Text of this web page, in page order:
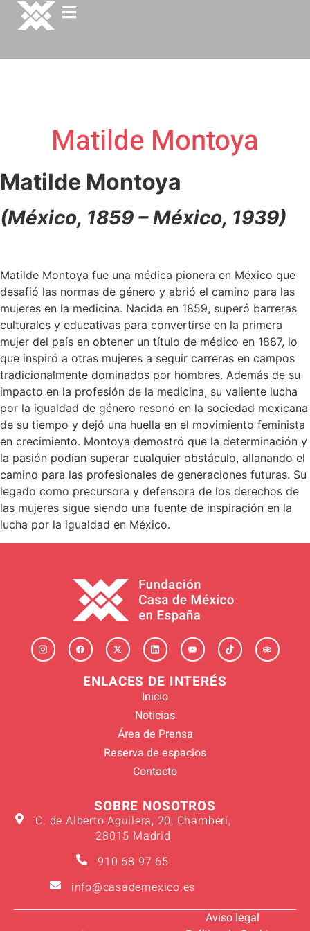
Matilde Montoya
Matilde Montoya
(México, 1859 – México, 1939)
Matilde Montoya fue una médica pionera en México que
desafió las normas de género y abrió el camino para las
mujeres en la medicina. Nacida en 1859, superó barreras
culturales y educativas para convertirse en la primera
mujer del país en obtener un título de médico en 1887, lo
que inspiró a otras mujeres a seguir carreras en campos
tradicionalmente dominados por hombres. Además de su
impacto en la profesión de la medicina, su valiente lucha
por la igualdad de género resonó en la sociedad mexicana
de su tiempo y dejó una huella en el movimiento feminista
en crecimiento. Montoya demostró que la determinación y
la pasión podían superar cualquier obstáculo, allanando el
camino para las profesionales de generaciones futuras. Su
legado como precursora y defensora de los derechos de
las mujeres sigue siendo una fuente de inspiración en la
lucha por la igualdad en México.
ENLACES DE INTERÉS
Inicio
Noticias
Área de Prensa
Reserva de espacios
Contacto
SOBRE NOSOTROS
C. de Alberto Aguilera, 20, Chamberí,
28015 Madrid
910 68 97 65
info@casademexico.es
Aviso legal